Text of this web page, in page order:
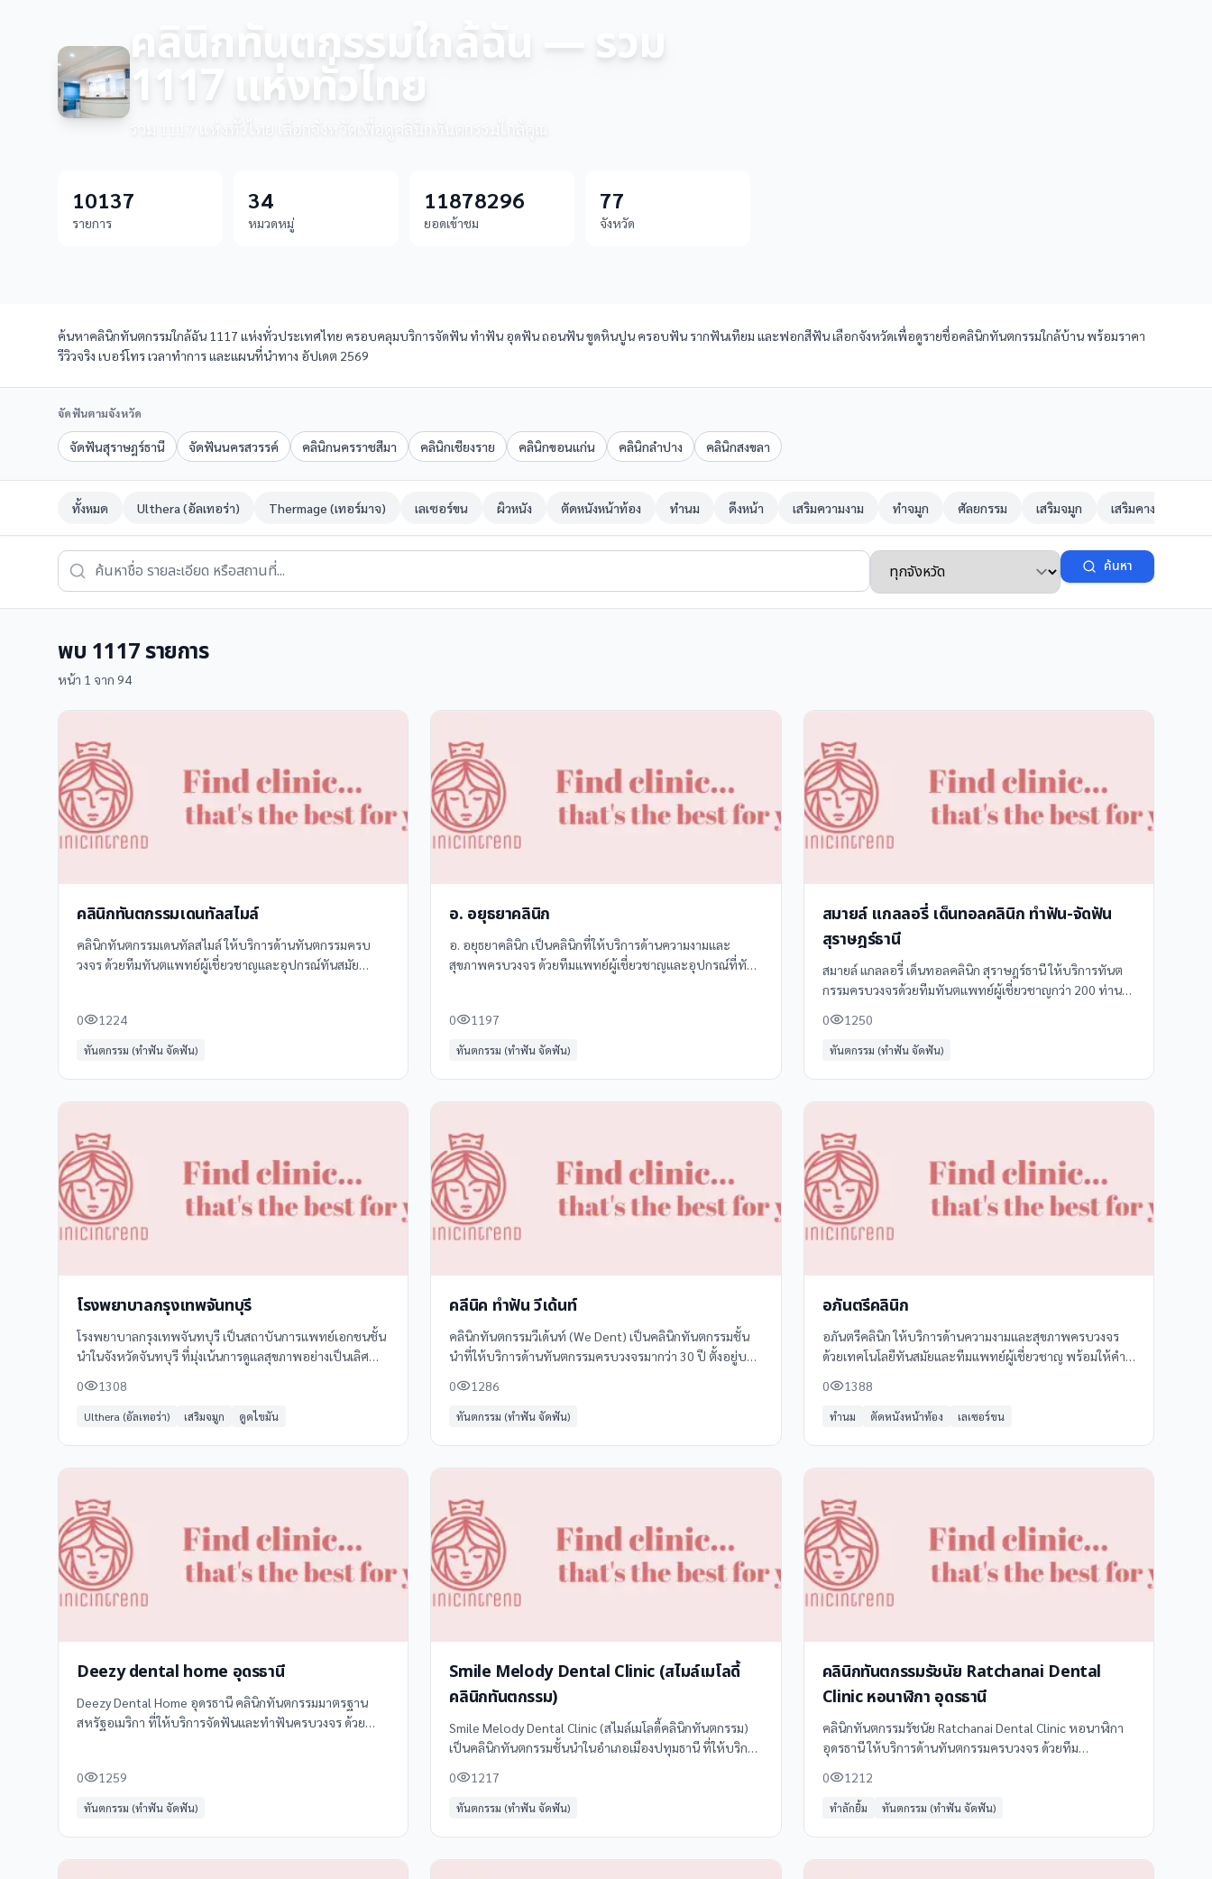
คลินิกทันตกรรมใกล้ฉัน — รวม
1117 แห่งทั่วไทย
รวม 1117 แห่งทั่วไทย เลือกจังหวัดเพื่อดูคลินิกทันตกรรมใกล้คุณ
10137
รายการ
34
หมวดหมู่
11878296
ยอดเข้าชม
77
จังหวัด
ค้นหาคลินิกทันตกรรมใกล้ฉัน 1117 แห่งทั่วประเทศไทย ครอบคลุมบริการจัดฟัน ทำฟัน อุดฟัน ถอนฟัน ขูดหินปูน ครอบฟัน รากฟันเทียม และฟอกสีฟัน เลือกจังหวัดเพื่อดูรายชื่อคลินิกทันตกรรมใกล้บ้าน พร้อมราคา
รีวิวจริง เบอร์โทร เวลาทำการ และแผนที่นำทาง อัปเดต 2569
จัดฟันตามจังหวัด
จัดฟันสุราษฎร์ธานี จัดฟันนครสวรรค์ คลินิกนครราชสีมา คลินิกเชียงราย คลินิกขอนแก่น คลินิกลำปาง คลินิกสงขลา
ทั้งหมด Ulthera (อัลเทอร่า) Thermage (เทอร์มาจ) เลเซอร์ขน ผิวหนัง ตัดหนังหน้าท้อง ทำนม ดึงหน้า เสริมความงาม ทำจมูก ศัลยกรรม เสริมจมูก เสริมคาง
ค้นหา
พบ 1117รายการ
หน้า 1 จาก 94
คลินิกทันตกรรมเดนทัลสไมล์
คลินิกทันตกรรมเดนทัลสไมล์ ให้บริการด้านทันตกรรมครบ
วงจร ด้วยทีมทันตแพทย์ผู้เชี่ยวชาญและอุปกรณ์ทันสมัย
0
1224
ทันตกรรม (ทำฟัน จัดฟัน)
อ. อยุธยาคลินิก
อ. อยุธยาคลินิก เป็นคลินิกที่ให้บริการด้านความงามและ
สุขภาพครบวงจร ด้วยทีมแพทย์ผู้เชี่ยวชาญและอุปกรณ์ที่ทัน
0
1197
ทันตกรรม (ทำฟัน จัดฟัน)
สมายล์ แกลลอรี่ เด็นทอลคลินิก ทำฟัน-จัดฟัน
สุราษฎร์ธานี
สมายล์ แกลลอรี่ เด็นทอลคลินิก สุราษฎร์ธานี ให้บริการทันต
กรรมครบวงจรด้วยทีมทันตแพทย์ผู้เชี่ยวชาญกว่า 200 ท่าน
สุขภาพช่องปากและฟัน **บริการของเรา** -
0 1250
ทันตกรรม (ทำฟัน จัดฟัน)
โรงพยาบาลกรุงเทพจันทบุรี
โรงพยาบาลกรุงเทพจันทบุรี เป็นสถาบันการแพทย์เอกชนชั้น
นำในจังหวัดจันทบุรี ที่มุ่งเน้นการดูแลสุขภาพอย่างเป็นเลิศ
สากล
0 1308
Ulthera (อัลเทอร่า) เสริมจมูก ดูดไขมัน
คลีนิค ทำฟัน วีเด้นท์
คลินิกทันตกรรมวีเด้นท์ (We Dent) เป็นคลินิกทันตกรรมชั้น
นำที่ให้บริการด้านทันตกรรมครบวงจรมากว่า 30 ปี ตั้งอยู่บน
จอดรถกว้างขวาง
0 1286
ทันตกรรม (ทำฟัน จัดฟัน)
อภันตรีคลินิก
อภันตรีคลินิก ให้บริการด้านความงามและสุขภาพครบวงจร
ด้วยเทคโนโลยีทันสมัยและทีมแพทย์ผู้เชี่ยวชาญ พร้อมให้คำ
รักษาสิว รอยแผลเป็น ฝ้า กระ จุดด่างดำ
0 1388
ทำนม ตัดหนังหน้าท้อง เลเซอร์ขน
Deezy dental home อุดรธานี
Deezy Dental Home อุดรธานี คลินิกทันตกรรมมาตรฐาน
สหรัฐอเมริกา ที่ให้บริการจัดฟันและทำฟันครบวงจร ด้วย
0
1259
ทันตกรรม (ทำฟัน จัดฟัน)
Smile Melody Dental Clinic (สไมล์เมโลดี้
คลินิกทันตกรรม)
Smile Melody Dental Clinic (สไมล์เมโลดี้คลินิกทันตกรรม)
เป็นคลินิกทันตกรรมชั้นนำในอำเภอเมืองปทุมธานี ที่ให้บริการ
เชี่ยวชาญ
0 1217
ทันตกรรม (ทำฟัน จัดฟัน)
คลินิกทันตกรรมรัชนัย Ratchanai Dental
Clinic หอนาฬิกา อุดรธานี
คลินิกทันตกรรมรัชนัย Ratchanai Dental Clinic หอนาฬิกา
อุดรธานี ให้บริการด้านทันตกรรมครบวงจร ด้วยทีม
ครอบคลุม: - ทันตกรรมทั่วไป (ตรวจสุขภาพช่องปาก,
0 1212
ทำลักยิ้ม ทันตกรรม (ทำฟัน จัดฟัน)